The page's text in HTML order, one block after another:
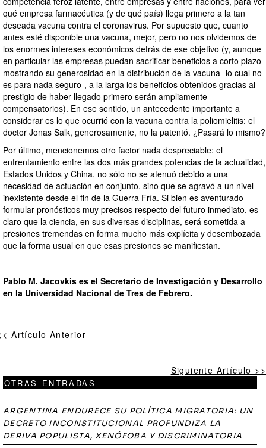
qué empresa farmacéutica (y de qué país) llega primero a la tan
deseada vacuna contra el coronavirus. Por supuesto que, cuanto
antes esté disponible una vacuna, mejor, pero no nos olvidemos de
los enormes intereses económicos detrás de ese objetivo (y, aunque
en particular las empresas puedan sacrificar beneficios a corto plazo
mostrando su generosidad en la distribución de la vacuna -lo cual no
es para nada seguro-, a la larga los beneficios obtenidos gracias al
prestigio de haber llegado primero serán ampliamente
compensatorios). En ese sentido, un antecedente importante a
considerar es lo que ocurrió con la vacuna contra la poliomielitis: el
doctor Jonas Salk, generosamente, no la patentó. ¿Pasará lo mismo?
Por último, mencionemos otro factor nada despreciable: el
enfrentamiento entre las dos más grandes potencias de la actualidad,
Estados Unidos y China, no sólo no se atenuó debido a una
necesidad de actuación en conjunto, sino que se agravó a un nivel
inexistente desde el fin de la Guerra Fría. Si bien es aventurado
formular pronósticos muy precisos respecto del futuro inmediato, es
claro que la ciencia, en sus diversas disciplinas, será sometida a
presiones tremendas en forma mucho más explícita y desembozada
que la forma usual en que esas presiones se manifiestan.
Pablo M. Jacovkis es el Secretario de Investigación y Desarrollo
en la Universidad Nacional de Tres de Febrero.
Artículo Anterior
Siguiente Artículo >>
OTRAS ENTRADAS
ARGENTINA ENDURECE SU POLÍTICA MIGRATORIA: UN
DECRETO INCONSTITUCIONAL PROFUNDIZA LA
DERIVA POPULISTA, XENÓFOBA Y DISCRIMINATORIA